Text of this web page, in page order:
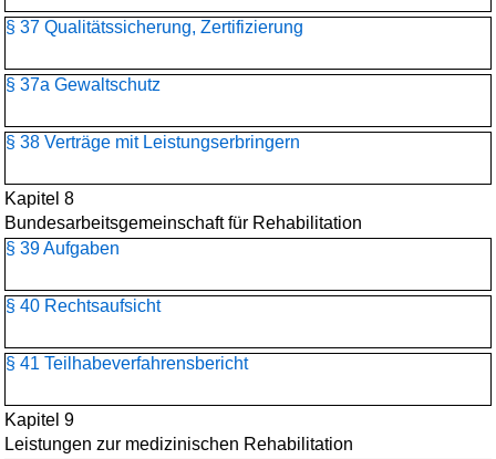
§ 37 Qualitätssicherung, Zertifizierung
§ 37a Gewaltschutz
§ 38 Verträge mit Leistungserbringern
Kapitel 8
Bundesarbeitsgemeinschaft für Rehabilitation
§ 39 Aufgaben
§ 40 Rechtsaufsicht
§ 41 Teilhabeverfahrensbericht
Kapitel 9
Leistungen zur medizinischen Rehabilitation